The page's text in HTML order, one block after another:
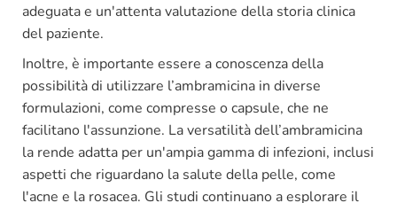
adeguata e un'attenta valutazione della storia clinica
del paziente.
Inoltre, è importante essere a conoscenza della
possibilità di utilizzare l’ambramicina in diverse
formulazioni, come compresse o capsule, che ne
facilitano l'assunzione. La versatilità dell’ambramicina
la rende adatta per un'ampia gamma di infezioni, inclusi
aspetti che riguardano la salute della pelle, come
l'acne e la rosacea. Gli studi continuano a esplorare il